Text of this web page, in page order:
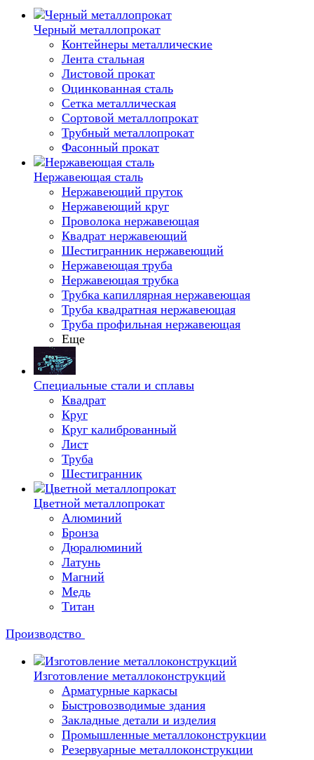
Черный металлопрокат
Контейнеры металлические
Лента стальная
Листовой прокат
Оцинкованная сталь
Сетка металлическая
Сортовой металлопрокат
Трубный металлопрокат
Фасонный прокат
Нержавеющая сталь
Нержавеющий пруток
Нержавеющий круг
Проволока нержавеющая
Квадрат нержавеющий
Шестигранник нержавеющий
Нержавеющая труба
Нержавеющая трубка
Трубка капиллярная нержавеющая
Труба квадратная нержавеющая
Труба профильная нержавеющая
Еще
Специальные стали и сплавы
Квадрат
Круг
Круг калиброванный
Лист
Труба
Шестигранник
Цветной металлопрокат
Алюминий
Бронза
Дюралюминий
Латунь
Магний
Медь
Титан
Производство
Изготовление металлоконструкций
Арматурные каркасы
Быстровозводимые здания
Закладные детали и изделия
Промышленные металлоконструкции
Резервуарные металлоконструкции